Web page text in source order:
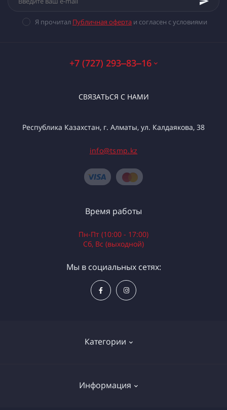
Я прочитал Публичная оферта и согласен с условиями
+7 (727) 293‒83‒16
СВЯЗАТЬСЯ С НАМИ
Республика Казахстан, г. Алматы, ул. Калдаякова, 38
info@tsmp.kz
Категории
Электроинструменты
Информация
Время работы
Пн-Пт (10:00 - 17:00)
Сб, Вс (выходной)
Мы в социальных сетях: